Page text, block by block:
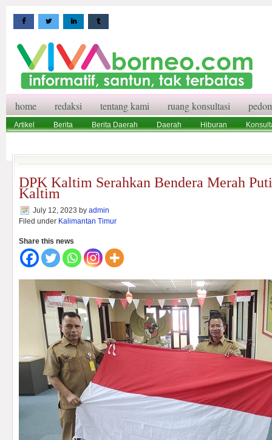
home redaksi tentang kami ruang konsultasi
Artikel Berita Berita Daerah Daerah Hiburan
DPK Kaltim Serahkan Bendera Merah
Kaltim
July 12, 2023 by admin
Filed under Kalimantan Timur
Share this news